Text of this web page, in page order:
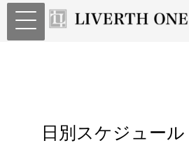
日別スケジュール